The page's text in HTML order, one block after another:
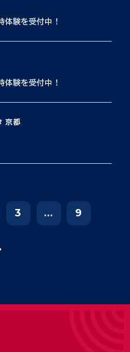
験を受付中！
験を受付中！
京都
3 ... 9